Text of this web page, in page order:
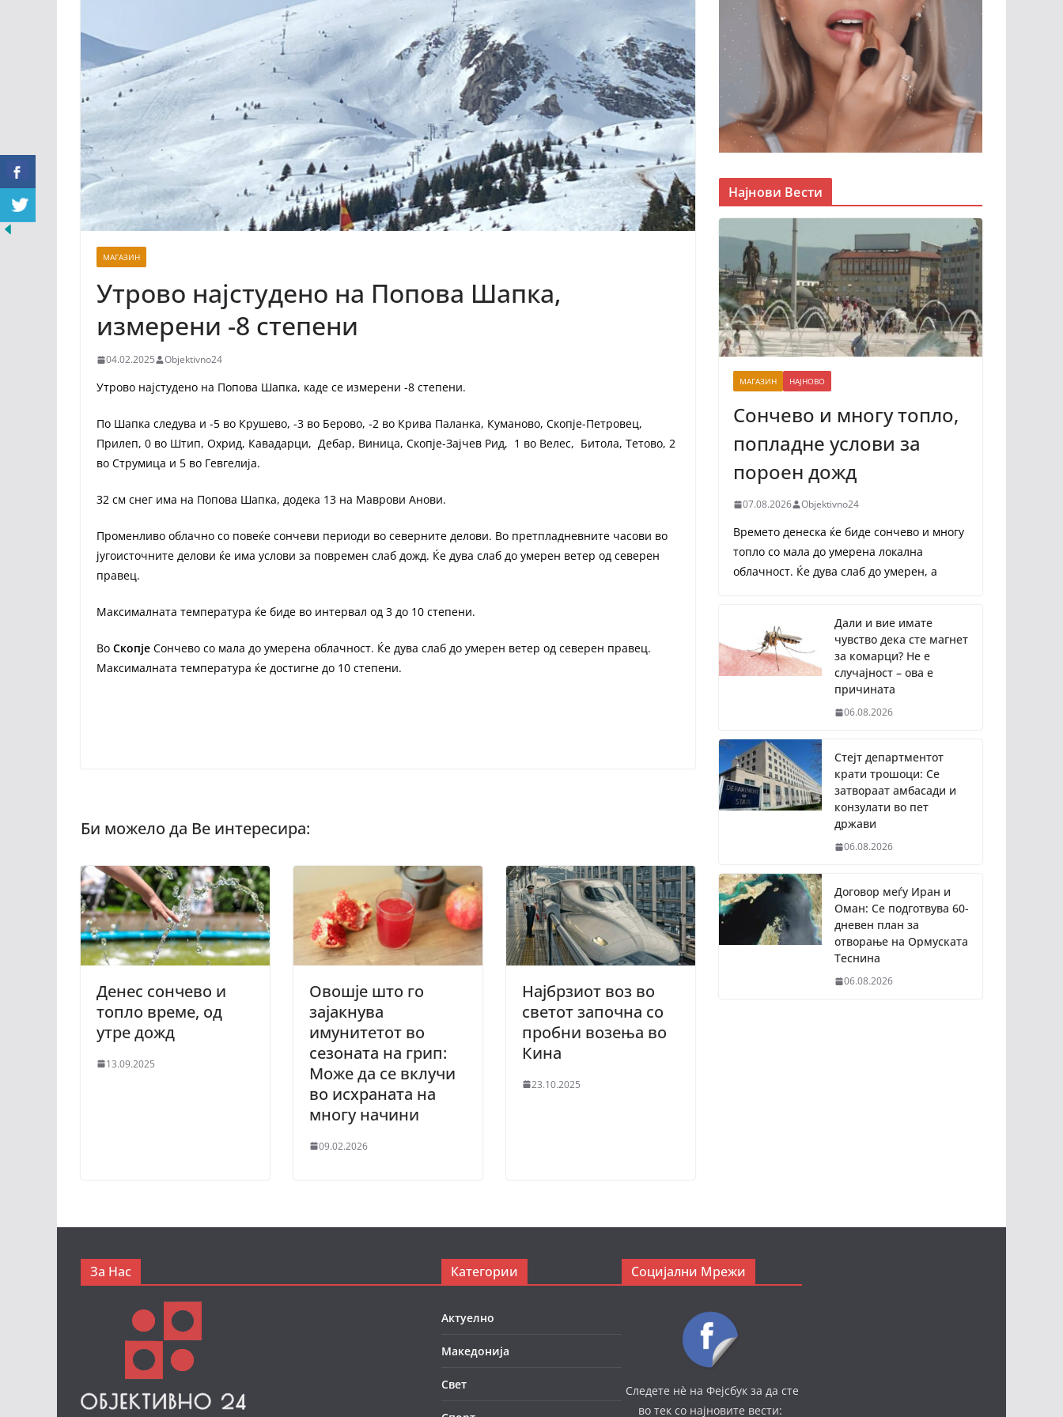
МАГАЗИН
Утрово најстудено на Попова Шапка,
измерени -8 степени
04.02.2025 Objektivno24
Утрово најстудено на Попова Шапка, каде се измерени -8 степени.
По Шапка следува и -5 во Крушево, -3 во Берово, -2 во Крива Паланка, Куманово, Скопје-Петровец,
Прилеп, 0 во Штип, Охрид, Кавадарци, Дебар, Виница, Скопје-Зајчев Рид, 1 во Велес, Битола, Тетово, 2
во Струмица и 5 во Гевгелија.
32 см снег има на Попова Шапка, додека 13 на Маврови Анови.
Променливо облачно со повеќе сончеви периоди во северните делови. Во претпладневните часови во
југоисточните делови ќе има услови за повремен слаб дожд. Ќе дува слаб до умерен ветер од северен
правец.
Максималната температура ќе биде во интервал од 3 до 10 степени.
Во Скопје Сончево со мала до умерена облачност. Ќе дува слаб до умерен ветер од северен правец.
Максималната температура ќе достигне до 10 степени.
Денес сончево и
топло време, од
утре дожд
13.09.2025
Овошје што го
зајакнува
имунитетот во
сезоната на грип:
Може да се вклучи
во исхраната на
многу начини
09.02.2026
Најбрзиот воз во
светот започна со
пробни возења во
Кина
23.10.2025
Најнови Вести
МАГАЗИН НАЈНОВО
Сончево и многу топло,
попладне услови за
пороен дожд
07.08.2026 Objektivno24
Времето денеска ќе биде сончево и многу
топло со мала до умерена локална
облачност. Ќе дува слаб до умерен, а
Дали и вие имате
чувство дека сте магнет
за комарци? Не е
случајност – ова е
причината
06.08.2026
Стејт департментот
крати трошоци: Се
затвораат амбасади и
конзулати во пет
држави
06.08.2026
Договор меѓу Иран и
Оман: Се подготвува 60-
дневен план за
отворање на Ормуската
Теснина
06.08.2026
За Нас Категории
Актуелно
Македонија
Свет
Социјални Мрежи
Следете нè на Фејсбук за да сте
во тек со најновите вести: